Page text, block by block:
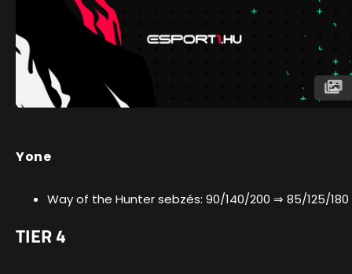
Yone
Way of the Hunter sebzés: 90/140/200 ⇒ 85/125/180
TIER 4